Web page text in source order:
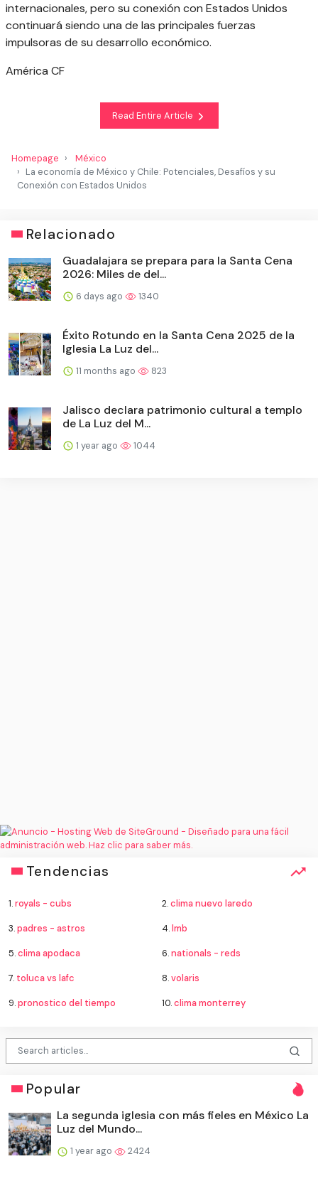
internacionales, pero su conexión con Estados Unidos
continuará siendo una de las principales fuerzas
impulsoras de su desarrollo económico.
América CF
Read Entire Article
Homepage
México
La economía de México y Chile: Potenciales, Desafíos y su
Conexión con Estados Unidos
Relacionado
Guadalajara se prepara para la Santa Cena
2026: Miles de del...
6 days ago 1340
Éxito Rotundo en la Santa Cena 2025 de la
Iglesia La Luz del...
11 months ago 823
Jalisco declara patrimonio cultural a templo
de La Luz del M...
1 year ago 1044
Tendencias
1.royals - cubs 2.clima nuevo laredo
3.padres - astros 4.lmb
5.clima apodaca 6.nationals - reds
7. toluca vs lafc 8.volaris
9.pronostico del tiempo 10.clima monterrey
Popular
La segunda iglesia con más fieles en México La
Luz del Mundo...
1 year ago 2424